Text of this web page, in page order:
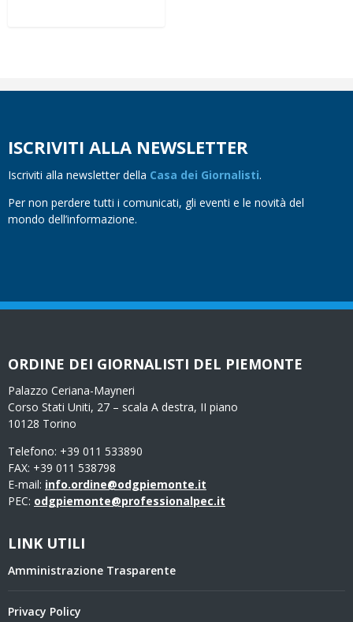
ISCRIVITI ALLA NEWSLETTER
Iscriviti alla newsletter della Casa dei Giornalisti.
Per non perdere tutti i comunicati, gli eventi e le novità del
mondo dell’informazione.
ORDINE DEI GIORNALISTI DEL PIEMONTE
Palazzo Ceriana-Mayneri
Corso Stati Uniti, 27 – scala A destra, II piano
10128 Torino
Telefono: +39 011 533890
FAX: +39 011 538798
E-mail: info.ordine@odgpiemonte.it
PEC: odgpiemonte@professionalpec.it
LINK UTILI
Amministrazione Trasparente
Privacy Policy